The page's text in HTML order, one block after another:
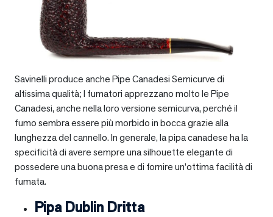
Savinelli produce anche Pipe Canadesi Semicurve di
altissima qualità; I fumatori apprezzano molto le Pipe
Canadesi, anche nella loro versione semicurva, perché il
fumo sembra essere più morbido in bocca grazie alla
lunghezza del cannello. In generale, la pipa canadese ha la
specificità di avere sempre una silhouette elegante di
possedere una buona presa e di fornire un’ottima facilità di
fumata.
Pipa Dublin Dritta